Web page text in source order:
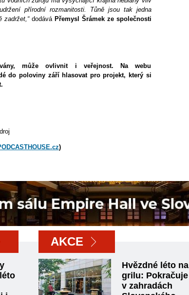
přírodní rozmanitosti. Tůně jsou tak jedna
zadržet,“dodává Přemysl Šrámek ze společnosti
může ovlivnit i veřejnost. Na webu
do poloviny září hlasovat pro projekt, který si
)
AKCE
Hvězdné léto na
grilu: Pokračuje
v zahradách